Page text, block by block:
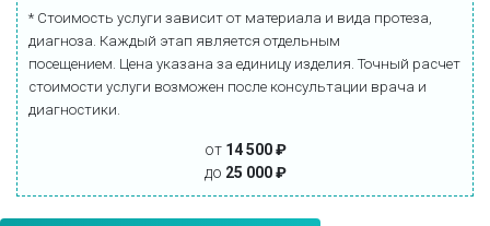
* Стоимость услуги зависит от материала и вида протеза,
диагноза. Каждый этап является отдельным
посещением. Цена указана за единицу изделия. Точный расчет
стоимости услуги возможен после консультации врача и
диагностики.
от14 500₽
до 25 000 ₽